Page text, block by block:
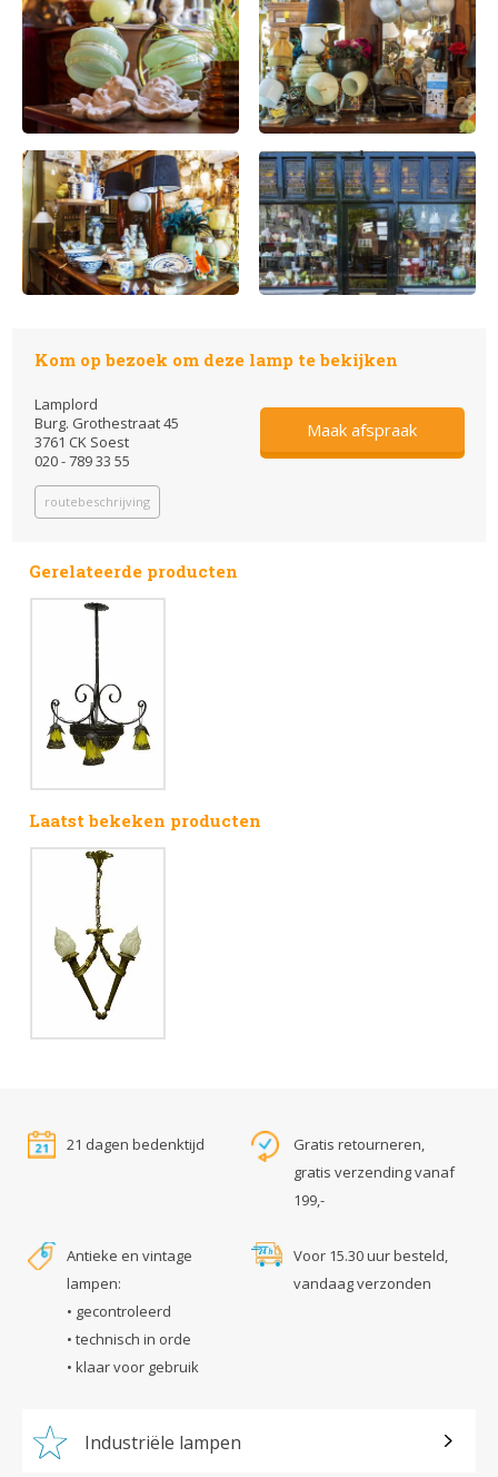
Kom op bezoek om deze lamp te bekijken
Lamplord
Burg. Grothestraat 45
3761 CK Soest
020 - 789 33 55
routebeschrijving
Maak afspraak
Gerelateerde producten
Laatst bekeken producten
21 dagen bedenktijd
Gratis retourneren,
gratis verzending vanaf
199,-
Antieke en vintage
lampen:
• gecontroleerd
• technisch in orde
• klaar voor gebruik
Voor 15.30 uur besteld,
vandaag verzonden
Industriële lampen